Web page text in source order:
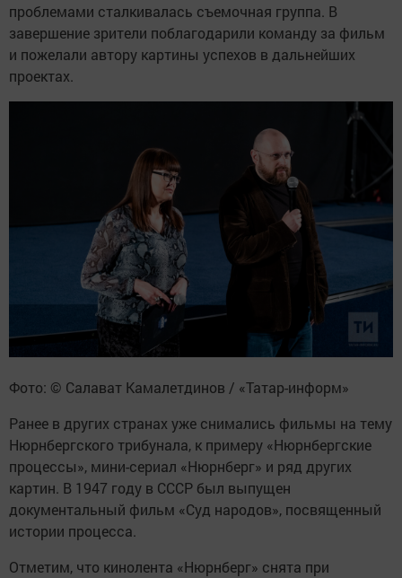
проблемами сталкивалась съемочная группа. В
завершение зрители поблагодарили команду за фильм
и пожелали автору картины успехов в дальнейших
проектах.
Фото: © Салават Камалетдинов / «Татар-информ»
Ранее в других странах уже снимались фильмы на тему
Нюрнбергского трибунала, к примеру «Нюрнбергские
процессы», мини-сериал «Нюрнберг» и ряд других
картин. В 1947 году в СССР был выпущен
документальный фильм «Суд народов», посвященный
истории процесса.
Отметим, что кинолента «Нюрнберг» снята при